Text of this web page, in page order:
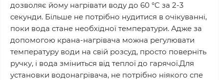
дозволяє йому нагрівати воду до 60 °C за 2-3
секунди. Більше не потрібно нудитися в очікуванні,
поки вода стане необхідної температури. Адже за
допомогою крана-нагрівача можна регулювати
температуру води на свій розсуд, просто поверніть
ручку, і вода зміниться від теплої до гарячої.Для
установки водонагрівача, не потрібно ніякого спе